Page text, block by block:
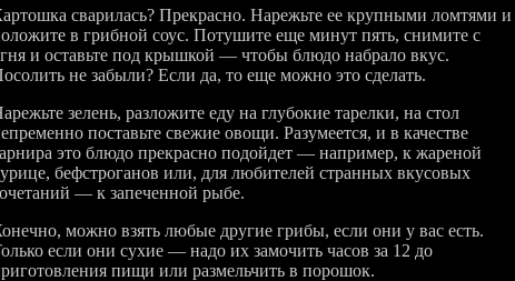
сварилась? Прекрасно. Нарежьте ее крупными ломтями и
в грибной соус. Потушите еще минут пять, снимите с
и оставьте под крышкой — чтобы блюдо набрало вкус.
не забыли? Если да, то еще можно это сделать.
зелень, разложите еду на глубокие тарелки, на стол
поставьте свежие овощи. Разумеется, и в качестве
это блюдо прекрасно подойдет — например, к жареной
бефстроганов или, для любителей странных вкусовых
— к запеченной рыбе.
можно взять любые другие грибы, если они у вас есть.
если они сухие — надо их замочить часов за 12 до
пищи или размельчить в порошок.